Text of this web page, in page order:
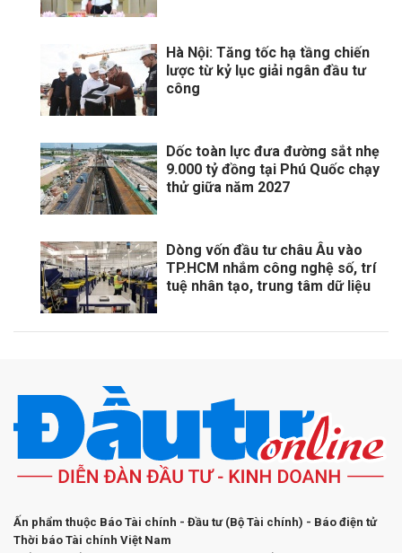
Hà Nội: Tăng tốc hạ tầng chiến
lược từ kỷ lục giải ngân đầu tư
công
Dốc toàn lực đưa đường sắt nhẹ
9.000 tỷ đồng tại Phú Quốc chạy
thử giữa năm 2027
Dòng vốn đầu tư châu Âu vào
TP.HCM nhắm công nghệ số, trí
tuệ nhân tạo, trung tâm dữ liệu
Ấn phẩm thuộc Báo Tài chính - Đầu tư (Bộ Tài chính) - Báo điện tử
Thời báo Tài chính Việt Nam